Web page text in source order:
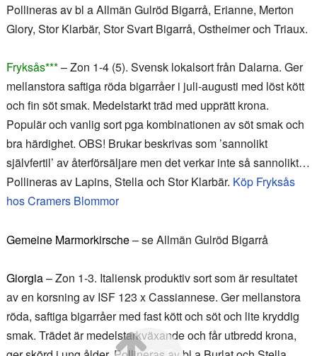
Pollineras av bl a Allmän Gulröd Bigarrå, Erianne, Merton
Glory, Stor Klarbär, Stor Svart Bigarrå, Ostheimer och Triaux.
Fryksås***– Zon 1-4 (5). Svensk lokalsort från Dalarna. Ger
mellanstora saftiga röda bigarråer i juli-augusti med löst kött
och fin söt smak. Medelstarkt träd med upprätt krona.
Populär och vanlig sort pga kombinationen av söt smak och
bra härdighet. OBS! Brukar beskrivas som ’sannolikt
självfertil’ av återförsäljare men det verkar inte så sannolikt…
Pollineras av Lapins, Stella och Stor Klarbär. Köp Fryksås
hos Cramers Blommor
Gemeine Marmorkirsche– se Allmän Gulröd Bigarrå
Giorgia– Zon 1-3. Italiensk produktiv sort som är resultatet
av en korsning av ISF 123 x Cassiannese. Ger mellanstora
röda, saftiga bigarråer med fast kött och söt och lite kryddig
smak. Trädet är medelstarkväxande och får utbredd krona,